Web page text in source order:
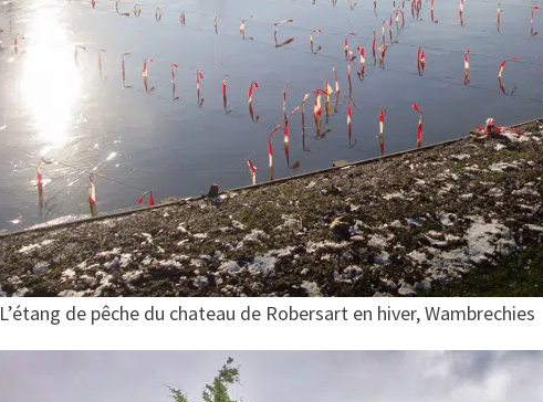
L’étang de pêche du chateau de Robersart en hiver, Wambrechies